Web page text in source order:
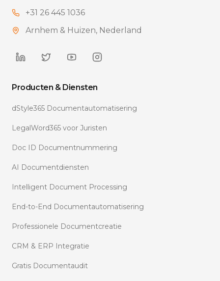
+31 26 445 1036
Arnhem & Huizen, Nederland
Producten & Diensten
dStyle365 Documentautomatisering
LegalWord365 voor Juristen
Doc ID Documentnummering
AI Documentdiensten
Intelligent Document Processing
End-to-End Documentautomatisering
Professionele Documentcreatie
CRM & ERP Integratie
Gratis Documentaudit